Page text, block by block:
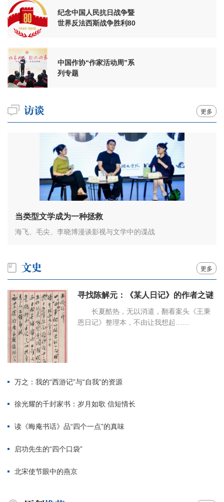
纪念中国人民抗日战争暨
世界反法西斯战争胜利80
中国作协“作家活动周”系
列专题
更多
当类型文学成为一种拯救
海飞、毛尖、李晓博漫谈影视与文学中的谍战
更多
寻找陈解元：《某人日记》的作者之谜
长夏酷热，无以消遣，翻看案头《王秉
恩日记》整理本，不由让我想起……
万之：我的“西游记”与“自我”的资源
徐光耀的千封家书：岁月如歌 信短情长
读《晦庵书话》品“四个一点”的真味
启功先生的“四个口袋”
北宋使节眼中的燕京